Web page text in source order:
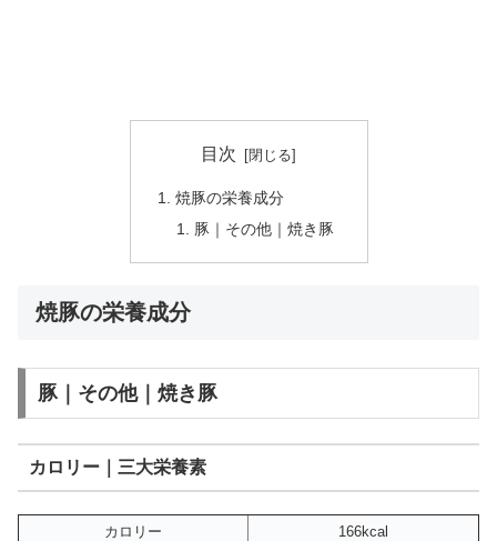
目次
焼豚の栄養成分
豚｜その他｜焼き豚
焼豚の栄養成分
豚｜その他｜焼き豚
カロリー｜三大栄養素
カロリー
166kcal